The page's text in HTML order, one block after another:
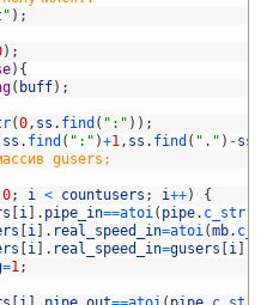
) ;
) ;
) {
( buff) ;
(0, ss . find ( ":" ) ) ;
ss . find ( ":" )+1, ss . find ( "." ) -ss
gusers;
0; i < countusers ; i++)
{
i . pipe_in==atoi( pipe. c_str
i . real_speed_in=atoi(mb.
i . real_speed_in=gusers i
=1;